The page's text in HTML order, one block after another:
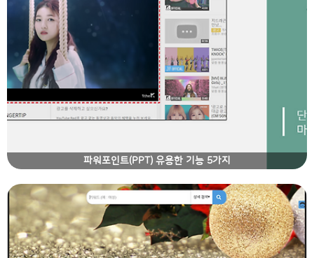
파워포인트(PPT) 유용한 기능 5가지